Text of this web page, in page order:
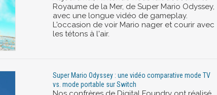
Royaume de la Mer, de Super Mario Odyssey,
avec une longue vidéo de gameplay.
L'occasion de voir Mario nager et courir avec
les tétons à l'air.
Super Mario Odyssey : une vidéo comparative mode TV
vs. mode portable sur Switch